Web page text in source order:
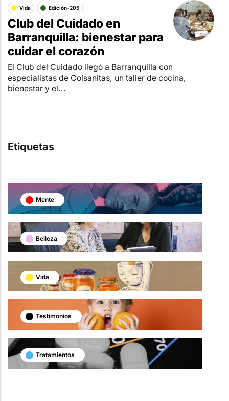
Vida Edición-205
Club del Cuidado en
Barranquilla: bienestar para
cuidar el corazón
El Club del Cuidado llegó a Barranquilla con
especialistas de Colsanitas, un taller de cocina,
bienestar y el...
Etiquetas
Mente
Belleza
Vida
Testimonios
Tratamientos